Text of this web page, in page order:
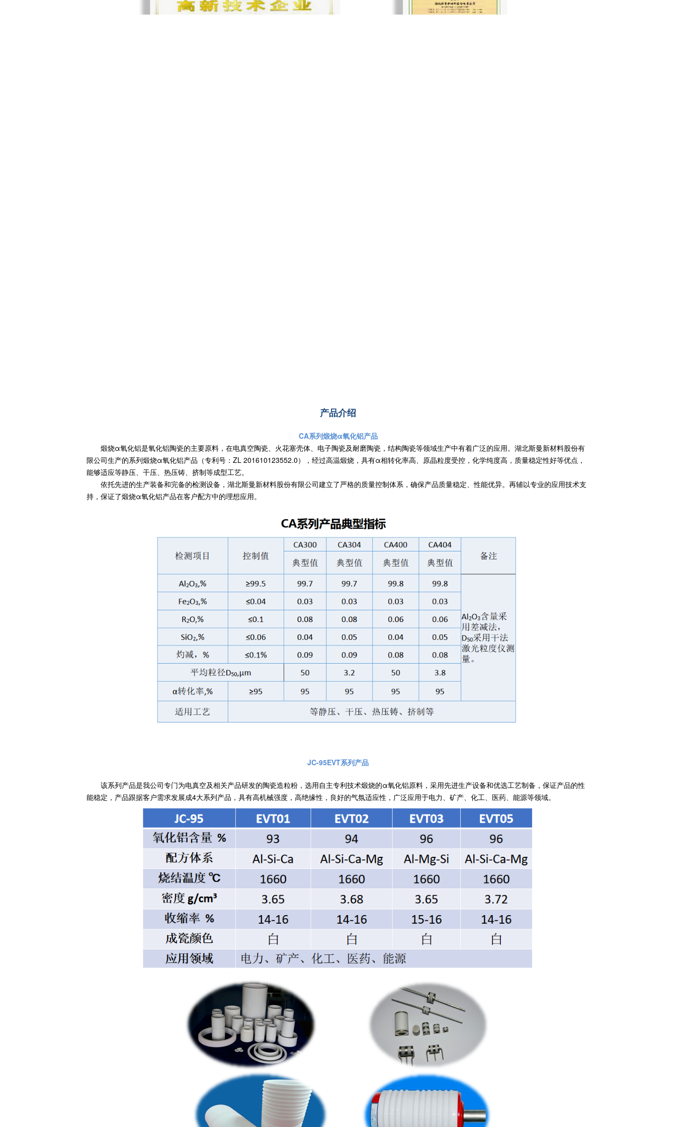
产品介绍
CA系列煅烧α氧化铝产品
煅烧α氧化铝是氧化铝陶瓷的主要原料，在电真空陶瓷、火花塞壳体、电子陶瓷及耐磨陶瓷，结构陶瓷等领域生产中有着广泛的应用。湖北斯曼新材料股份有
限公司生产的系列煅烧α氧化铝产品（专利号：ZL 201610123552.0），经过高温煅烧，具有α相转化率高、原晶粒度受控，化学纯度高，质量稳定性好等优点，
能够适应等静压、干压、热压铸、挤制等成型工艺。
依托先进的生产装备和完备的检测设备，湖北斯曼新材料股份有限公司建立了严格的质量控制体系，确保产品质量稳定、性能优异。再辅以专业的应用技术支
持，保证了煅烧α氧化铝产品在客户配方中的理想应用。
JC-95EVT系列产品
该系列产品是我公司专门为电真空及相关产品研发的陶瓷造粒粉，选用自主专利技术煅烧的α氧化铝原料，采用先进生产设备和优选工艺制备，保证产品的性
能稳定，产品跟据客户需求发展成4大系列产品，具有高机械强度，高绝缘性，良好的气氛适应性，广泛应用于电力、矿产、化工、医药、能源等领域。